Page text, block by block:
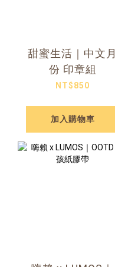
甜蜜生活｜中文月
份 印章組
NT$850
加入購物車